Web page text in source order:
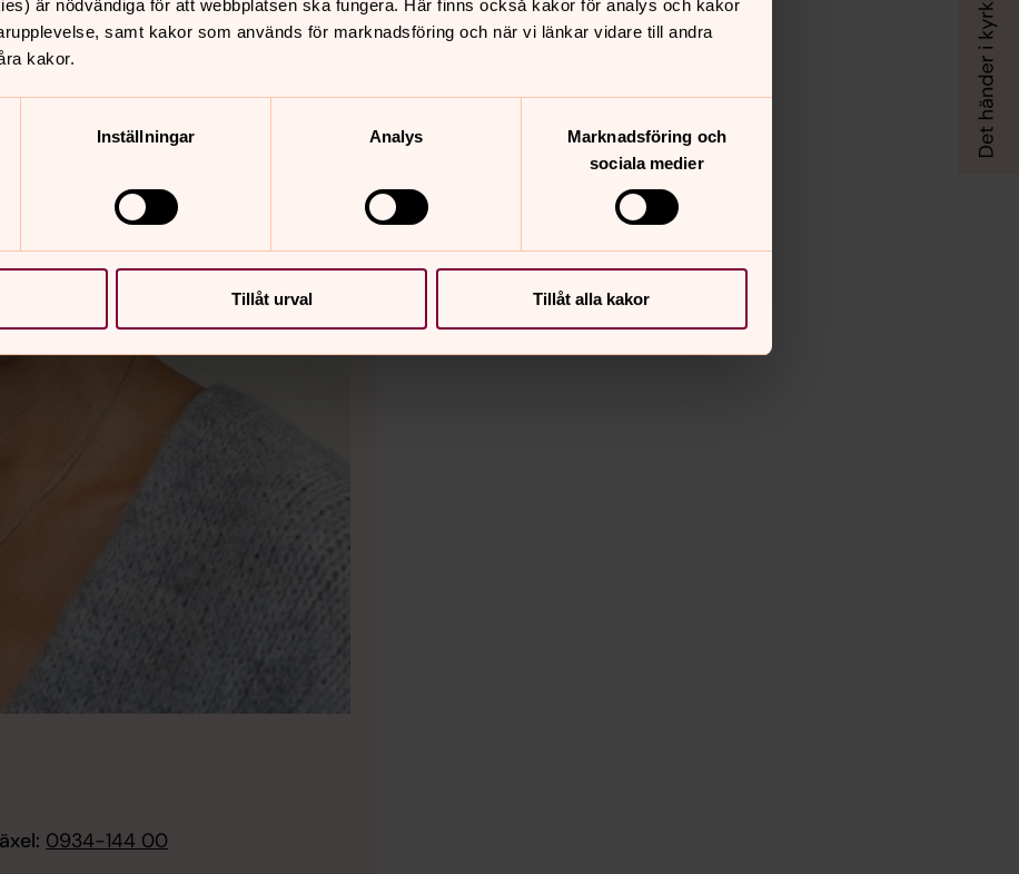
är nödvändiga för att webbplatsen ska fungera. Här finns också kakor för analys och kakor
samt kakor som används för marknadsföring och när vi länkar vidare till andra
kakor.
Inställningar Analys
Marknadsföring och
sociala medier
Tillåt urval Tillåt alla kakor
0934-144 00